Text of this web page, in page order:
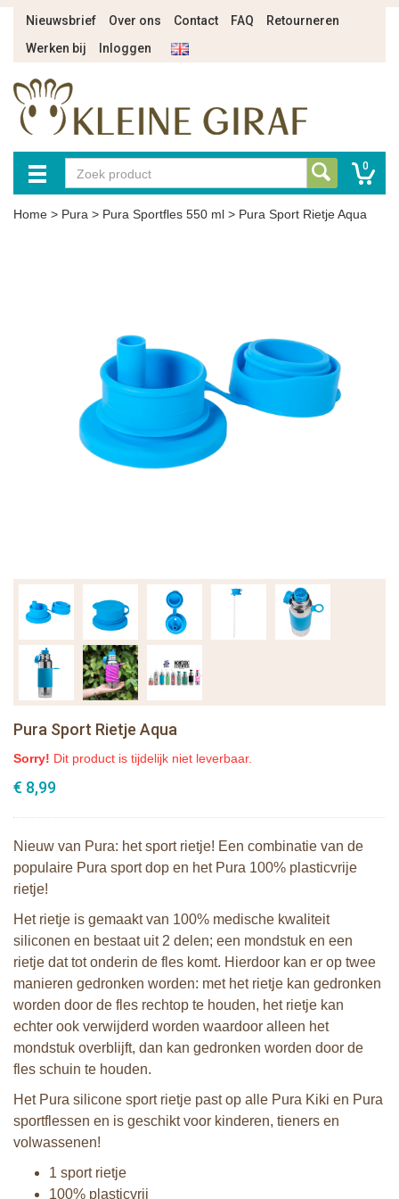
Nieuwsbrief Over ons Contact FAQ
Retourneren
Werken bij
Inloggen
0
Home > Pura > Pura Sportfles 550 ml > Pura Sport Rietje Aqua
Pura Sport Rietje Aqua
Sorry! Dit product is tijdelijk niet leverbaar.
€ 8,99
Nieuw van Pura: het sport rietje! Een combinatie van de
populaire Pura sport dop en het Pura 100% plasticvrije
rietje!
Het rietje is gemaakt van 100% medische kwaliteit
siliconen en bestaat uit 2 delen; een mondstuk en een
rietje dat tot onderin de fles komt. Hierdoor kan er op twee
manieren gedronken worden: met het rietje kan gedronken
worden door de fles rechtop te houden, het rietje kan
echter ook verwijderd worden waardoor alleen het
mondstuk overblijft, dan kan gedronken worden door de
fles schuin te houden.
Het Pura silicone sport rietje past op alle Pura Kiki en Pura
sportflessen en is geschikt voor kinderen, tieners en
volwassenen!
1 sport rietje
100% plasticvrij